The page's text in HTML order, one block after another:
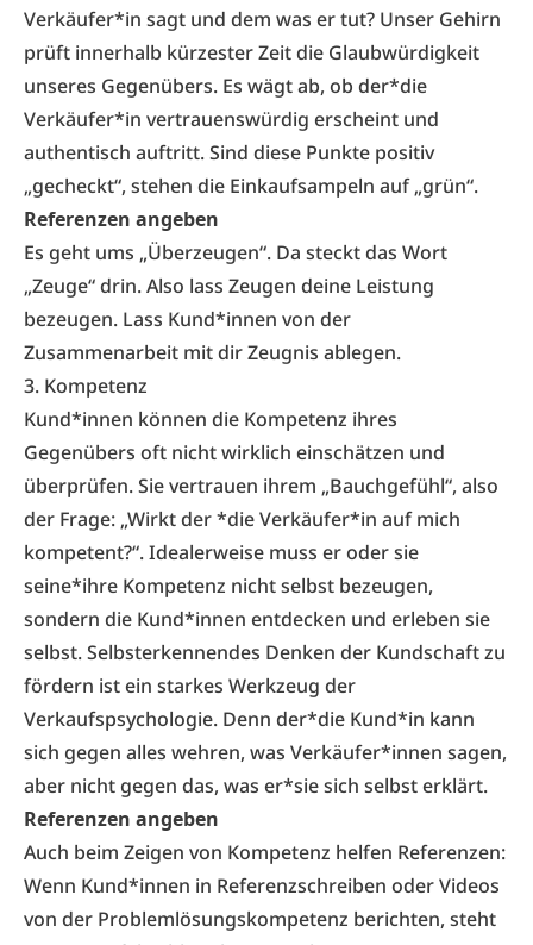
Verkäufer*in sagt und dem was er tut? Unser Gehirn
prüft innerhalb kürzester Zeit die Glaubwürdigkeit
unseres Gegenübers. Es wägt ab, ob der*die
Verkäufer*in vertrauenswürdig erscheint und
authentisch auftritt. Sind diese Punkte positiv
„gecheckt“, stehen die Einkaufsampeln auf „grün“.
Referenzen angeben
Es geht ums „Überzeugen“. Da steckt das Wort
„Zeuge“ drin. Also lass Zeugen deine Leistung
bezeugen. Lass Kund*innen von der
Zusammenarbeit mit dir Zeugnis ablegen.
3. Kompetenz
Kund*innen können die Kompetenz ihres
Gegenübers oft nicht wirklich einschätzen und
überprüfen. Sie vertrauen ihrem „Bauchgefühl“, also
der Frage: „Wirkt der *die Verkäufer*in auf mich
kompetent?“. Idealerweise muss er oder sie
seine*ihre Kompetenz nicht selbst bezeugen,
sondern die Kund*innen entdecken und erleben sie
selbst. Selbsterkennendes Denken der Kundschaft zu
fördern ist ein starkes Werkzeug der
Verkaufspsychologie. Denn der*die Kund*in kann
sich gegen alles wehren, was Verkäufer*innen sagen,
aber nicht gegen das, was er*sie sich selbst erklärt.
Referenzen angeben
Auch beim Zeigen von Kompetenz helfen Referenzen:
Wenn Kund*innen in Referenzschreiben oder Videos
von der Problemlösungskompetenz berichten, steht